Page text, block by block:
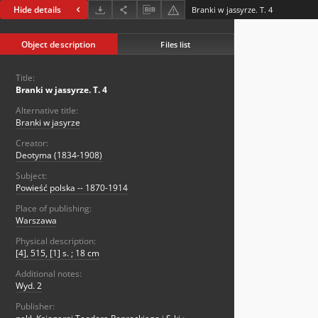
Hide details Branki w jassyrze. T. 4
Object description Files list
Title:
Branki w jassyrze. T. 4
Alternative title:
Branki w jasyrze
Creator:
Deotyma (1834-1908)
Subject:
Powieść polska -- 1870-1914
Place of publishing:
Warszawa
Physical description:
[4], 515, [1] s. ; 18 cm
Additional notes:
Wyd. 2
Publisher: